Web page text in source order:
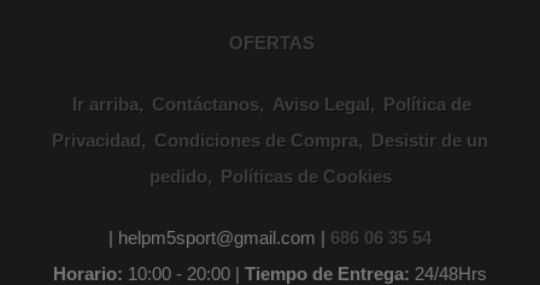
OFERTAS
Ir arriba Contáctanos Aviso Legal
Política de
Privacidad
Condiciones de Compra
Desistir de un
pedido
Políticas de Cookies
| helpm5sport@gmail.com | 686 06 35 54
Horario: 10:00 - 20:00 | Tiempo de Entrega: 24/48Hrs